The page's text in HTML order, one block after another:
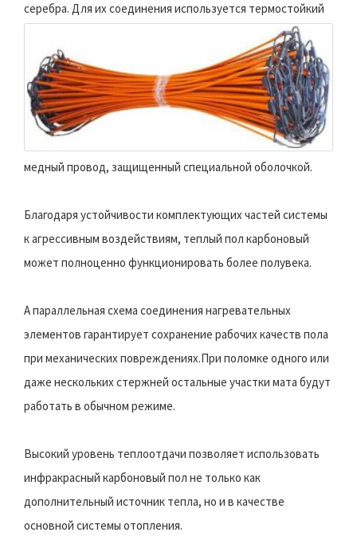
серебра. Для их соединения используется термостойкий
медный провод, защищенный специальной оболочкой.
Благодаря устойчивости комплектующих частей системы
к агрессивным воздействиям, теплый пол карбоновый
может полноценно функционировать более полувека.
А параллельная схема соединения нагревательных
элементов гарантирует сохранение рабочих качеств пола
при механических повреждениях.При поломке одного или
даже нескольких стержней остальные участки мата будут
работать в обычном режиме.
Высокий уровень теплоотдачи позволяет использовать
инфракрасный карбоновый пол не только как
дополнительный источник тепла, но и в качестве
основной системы отопления.